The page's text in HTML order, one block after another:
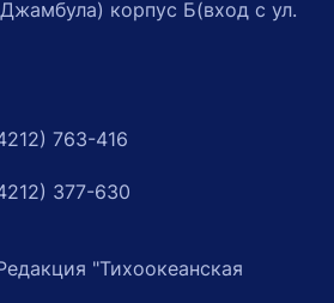
корпус Б(вход с ул.
763-416
377-630
"Тихоокеанская